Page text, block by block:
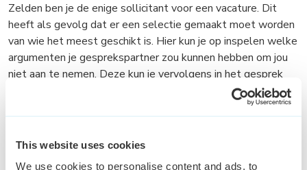
This website uses cookies
We use cookies to personalise content and ads, to
Zelden ben je de enige sollicitant voor een vacature. Dit
heeft als gevolg dat er een selectie gemaakt moet worden
van wie het meest geschikt is. Hier kun je op inspelen welke
argumenten je gesprekspartner zou kunnen hebben om jou
niet aan te nemen. Deze kun je vervolgens in het gesprek
weerleggen. bijv. Ik weet dat ik dit niet heb. maar...
Zo kleed je je